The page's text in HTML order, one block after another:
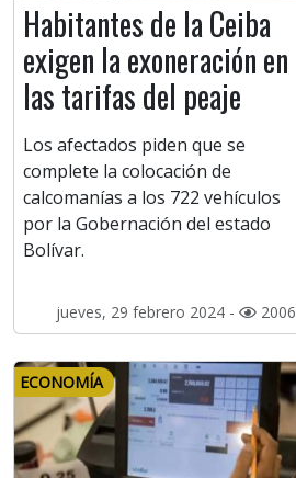
Habitantes de la Ceiba
exigen la exoneración en
las tarifas del peaje
Los afectados piden que se
complete la colocación de
calcomanías a los 722 vehículos
por la Gobernación del estado
Bolívar.
jueves, 29 febrero 2024 - 2006
ECONOMÍA